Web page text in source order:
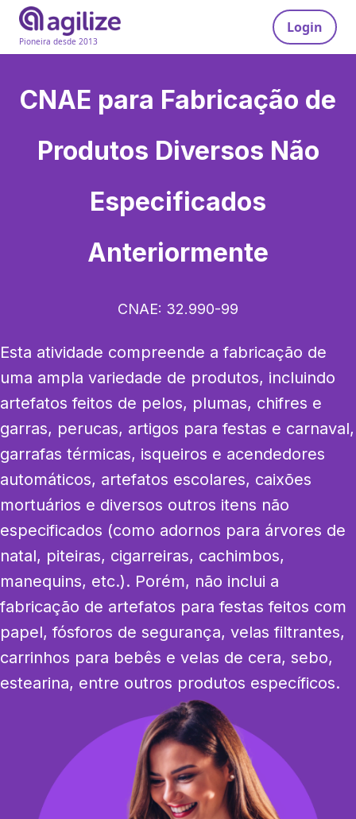
Pioneira desde 2013
Login
CNAE para Fabricação de
Produtos Diversos Não
Especificados
Anteriormente
CNAE: 32.990-99
Esta atividade compreende a fabricação de
uma ampla variedade de produtos, incluindo
artefatos feitos de pelos, plumas, chifres e
garras, perucas, artigos para festas e carnaval,
garrafas térmicas, isqueiros e acendedores
automáticos, artefatos escolares, caixões
mortuários e diversos outros itens não
especificados (como adornos para árvores de
natal, piteiras, cigarreiras, cachimbos,
manequins, etc.). Porém, não inclui a
fabricação de artefatos para festas feitos com
papel, fósforos de segurança, velas filtrantes,
carrinhos para bebês e velas de cera, sebo,
estearina, entre outros produtos específicos.